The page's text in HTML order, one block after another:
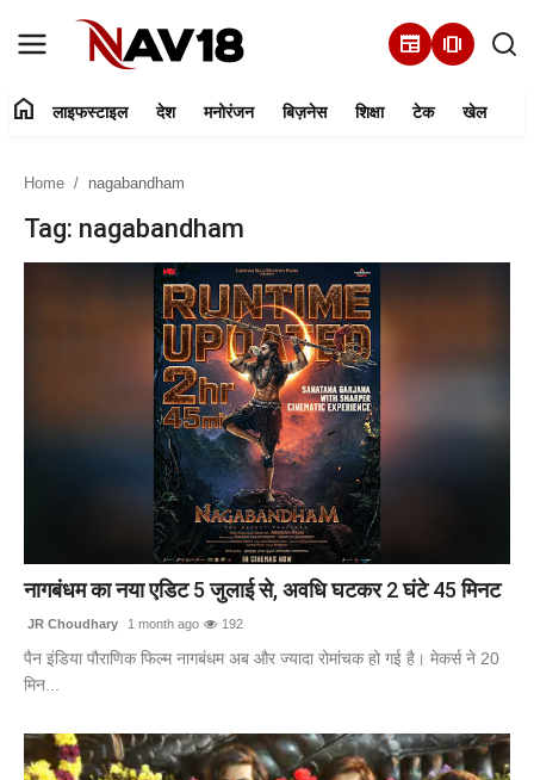
newspaper amp_stories
देश
टेक
खेल
संपर्क करें
home लाइफस्टाइल देश मनोरंजन बिज़नेस शिक्षा टेक खेल
Home nagabandham
Tag: nagabandham
नागबंधम का नया एडिट 5 जुलाई से, अवधि घटकर 2 घंटे 45 मिनट
JR Choudhary 1 month ago 192
पैन इंडिया पौराणिक फिल्म नागबंधम अब और ज्यादा रोमांचक हो गई है। मेकर्स ने 20
मिन...